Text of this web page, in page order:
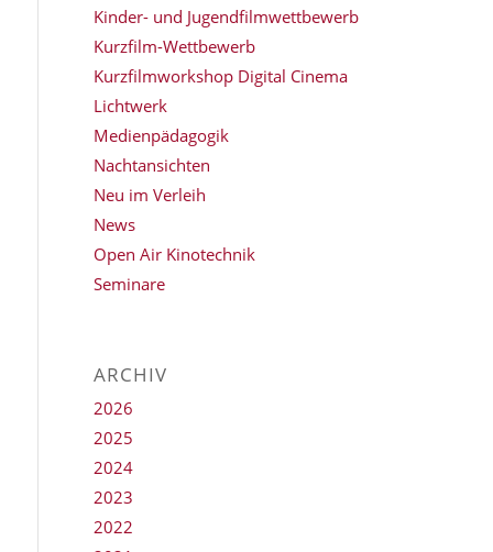
Kinder- und Jugendfilmwettbewerb
Kurzfilm-Wettbewerb
Kurzfilmworkshop Digital Cinema
Lichtwerk
Medienpädagogik
Nachtansichten
Neu im Verleih
News
Open Air Kinotechnik
Seminare
ARCHIV
2026
2025
2024
2023
2022